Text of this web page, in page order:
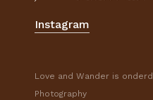
Instagram
Love and Wander is
Photography